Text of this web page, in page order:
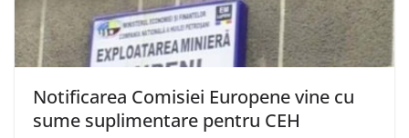
Notificarea Comisiei Europene vine cu
sume suplimentare pentru CEH